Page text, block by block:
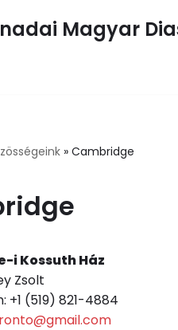
Magyar
» Cambridge
i Kossuth Ház
Zsolt
+1 (519) 821-4884